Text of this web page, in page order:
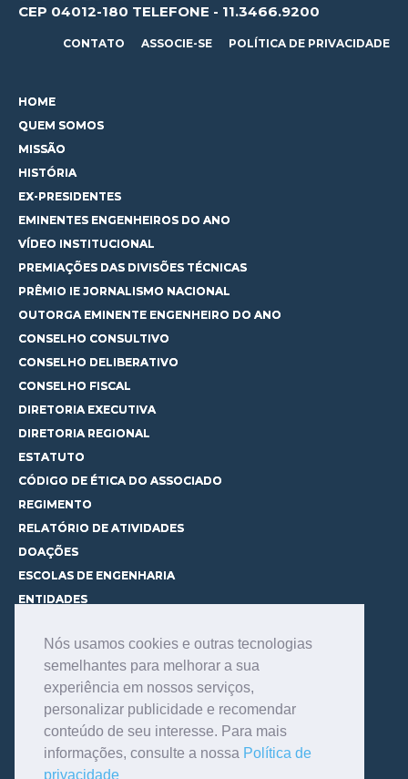
Nós usamos cookies e outras tecnologias
semelhantes para melhorar a sua
experiência em nossos serviços,
personalizar publicidade e recomendar
conteúdo de seu interesse. Para mais
informações, consulte a nossa Política de
privacidade
CEP 04012-180 TELEFONE - 11.3466.9200
CONTATO ASSOCIE-SE POLÍTICA DE PRIVACIDADE
HOME
QUEM SOMOS
MISSÃO
HISTÓRIA
EX-PRESIDENTES
EMINENTES ENGENHEIROS DO ANO
VÍDEO INSTITUCIONAL
PREMIAÇÕES DAS DIVISÕES TÉCNICAS
PRÊMIO IE JORNALISMO NACIONAL
OUTORGA EMINENTE ENGENHEIRO DO ANO
CONSELHO CONSULTIVO
CONSELHO DELIBERATIVO
CONSELHO FISCAL
DIRETORIA EXECUTIVA
DIRETORIA REGIONAL
ESTATUTO
CÓDIGO DE ÉTICA DO ASSOCIADO
REGIMENTO
RELATÓRIO DE ATIVIDADES
DOAÇÕES
ESCOLAS DE ENGENHARIA
ENTIDADES
CURSOS
CONHEÇA OS CURSOS
CENTRAL DE MENTORIA
CONTATO